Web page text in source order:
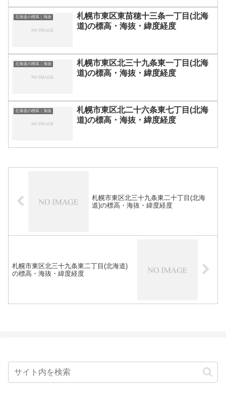
北海道の標高｜海抜
札幌市東区東苗穂十三条一丁目(北海
道)の標高・海抜・緯度経度
北海道の標高｜海抜
札幌市東区北三十九条東一丁目(北海
道)の標高・海抜・緯度経度
北海道の標高｜海抜
札幌市東区北二十六条東七丁目(北海
道)の標高・海抜・緯度経度
札幌市東区北三十九条東二十丁目(北海
道)の標高・海抜・緯度経度
札幌市東区北三十九条東二丁目(北海道)
の標高・海抜・緯度経度